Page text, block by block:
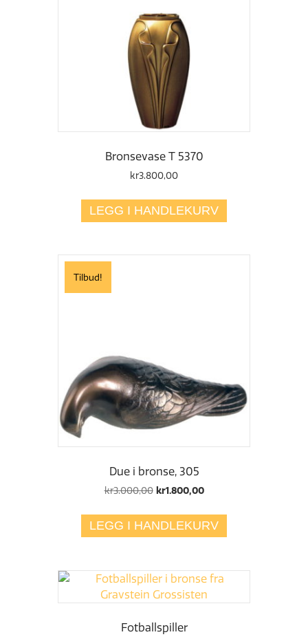
Bronsevase T 5370
kr3.800,00
LEGG I HANDLEKURV
Tilbud!
Due i bronse, 305
kr3.000,00 Opprinnelig
var:
kr3.000,00.
kr1.800,00Nåværende
er:
kr1.800,00.
LEGG I HANDLEKURV
Fotballspiller